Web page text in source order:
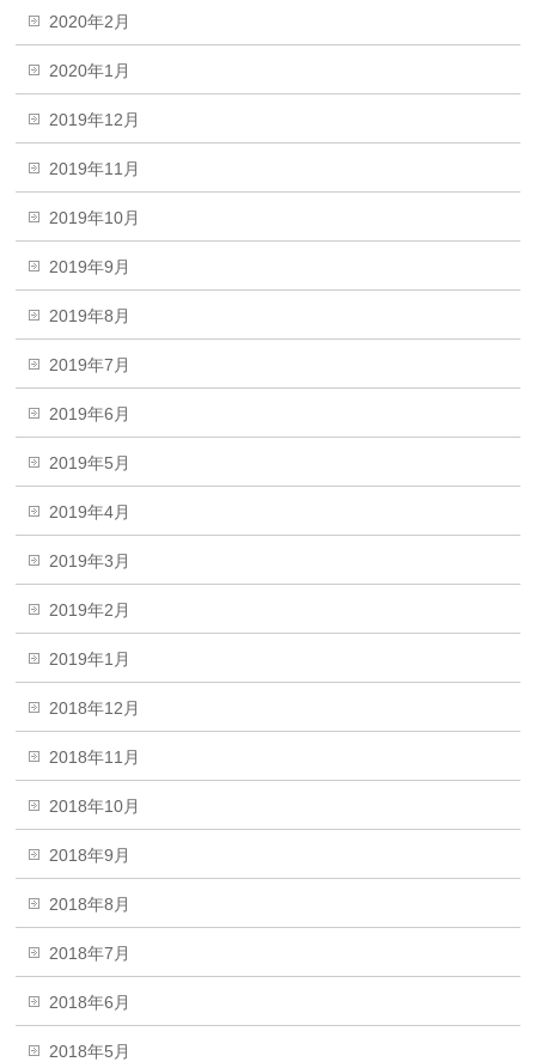
2020年2月
2020年1月
2019年12月
2019年11月
2019年10月
2019年9月
2019年8月
2019年7月
2019年6月
2019年5月
2019年4月
2019年3月
2019年2月
2019年1月
2018年12月
2018年11月
2018年10月
2018年9月
2018年8月
2018年7月
2018年6月
2018年5月